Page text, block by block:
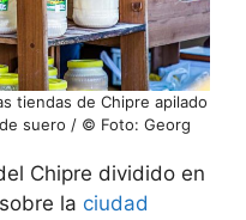
tiendas de Chipre apilado
suero / © Foto: Georg
Chipre dividido en
la ciudad